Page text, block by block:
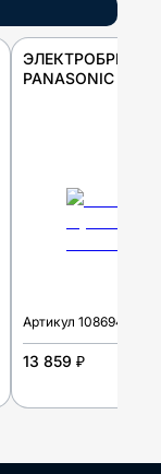
PANASONIC ES-
Артикул 108694
13 859 ₽